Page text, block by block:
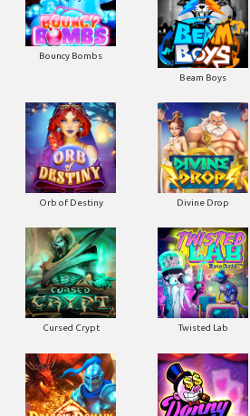
Bouncy Bombs
Beam Boys
Orb of Destiny Divine Drop
Cursed Crypt Twisted Lab